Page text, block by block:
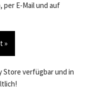
per E-Mail und auf
»
Store verfügbar und in